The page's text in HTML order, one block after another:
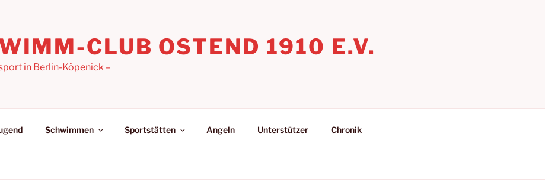
CLUB OSTEND 1910 E.V.
in Berlin-Köpenick –
Schwimmen Sportstätten Angeln Unterstützer Chronik